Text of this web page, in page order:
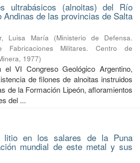
ultrabásicos (alnoitas) del Río
Andinas de las provincias de Salta
Luisa María (Ministerio de Defensa.
Fabricaciones Militares. Centro de
, 1977)
el VI Congreso Geológico Argentino,
de filones de alnoitas instruidos
de la Formación Lipeón, afloramientos
del ...
litio en los salares de la Puna
mundial de este metal y sus